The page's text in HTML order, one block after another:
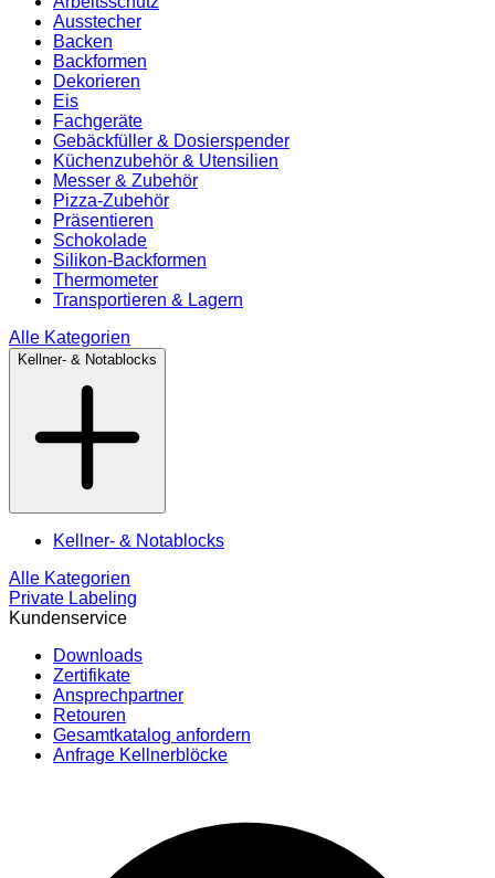
Ausstecher
Backen
Backformen
Dekorieren
Eis
Fachgeräte
Gebäckfüller & Dosierspender
Küchenzubehör & Utensilien
Messer & Zubehör
Pizza-Zubehör
Präsentieren
Schokolade
Silikon-Backformen
Thermometer
Transportieren & Lagern
Alle Kategorien
Kellner- & Notablocks
Kellner- & Notablocks
Alle Kategorien
Private Labeling
Kundenservice
Downloads
Zertifikate
Ansprechpartner
Retouren
Gesamtkatalog anfordern
Anfrage Kellnerblöcke